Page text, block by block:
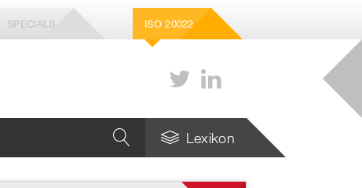
SPECIALS ISO 20022
Lexikon